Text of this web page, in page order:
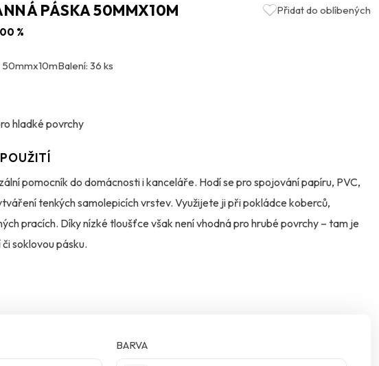
PÁSKA 50MMX10M
Přidat do oblíbených
%
50mmx10mBalení: 36 ks
hladké povrchy
pomocník do domácnosti i kanceláře. Hodí se pro spojování papíru, PVC,
tenkých samolepicích vrstev. Využijete ji při pokládce koberců,
pracích. Díky nízké tloušťce však není vhodná pro hrubé povrchy – tam je
soklovou pásku.
BARVA